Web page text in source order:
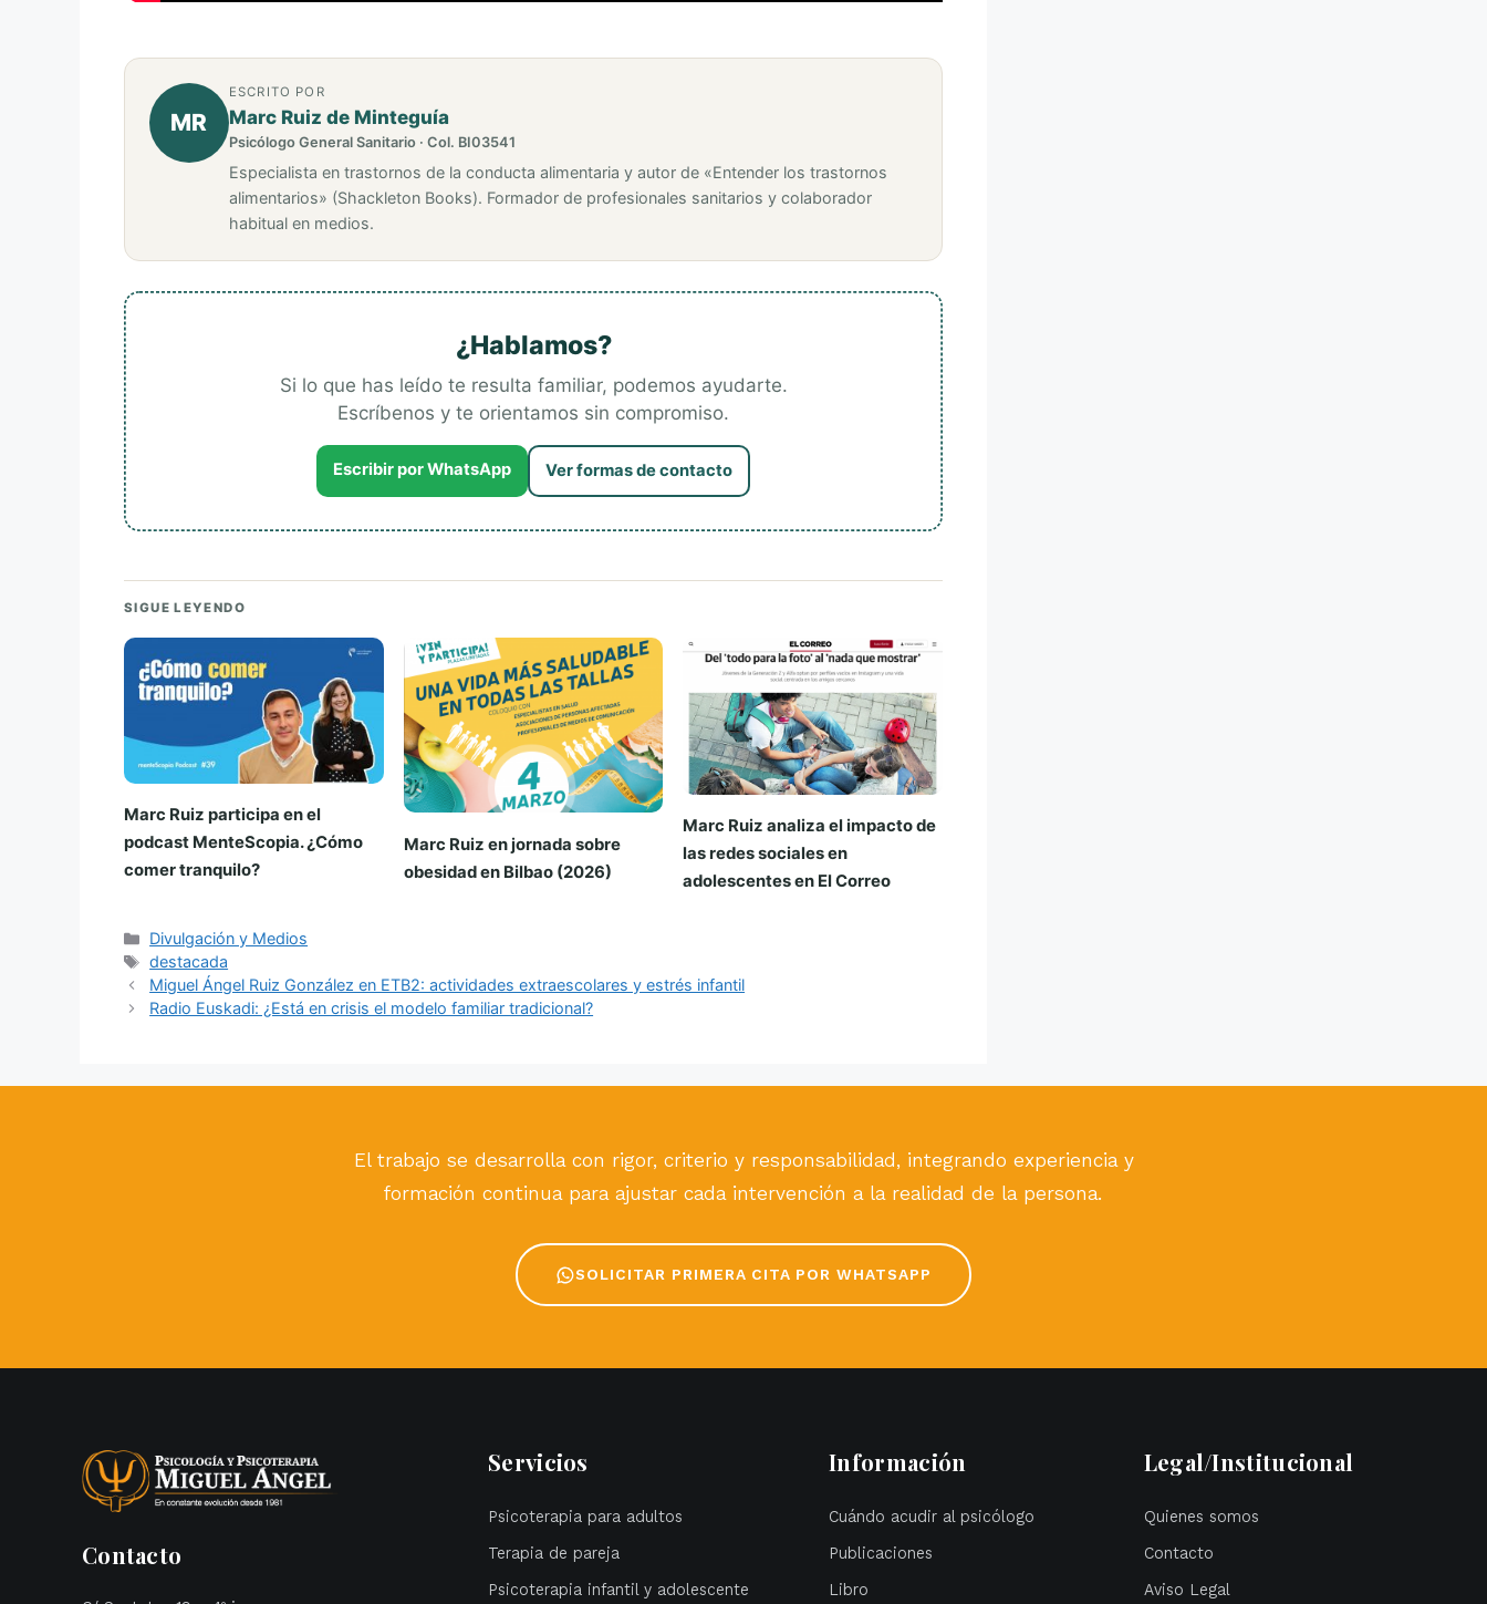
MR
ESCRITO POR
Marc Ruiz de Minteguía
Psicólogo General Sanitario · Col. BI03541
Especialista en trastornos de la conducta alimentaria y autor de «Entender los trastornos
alimentarios» (Shackleton Books). Formador de profesionales sanitarios y colaborador
habitual en medios.
¿Hablamos?
Si lo que has leído te resulta familiar, podemos ayudarte.
Escríbenos y te orientamos sin compromiso.
Escribir por WhatsApp Ver formas de contacto
SIGUE LEYENDO
Marc Ruiz participa en el
podcast MenteScopia. ¿Cómo
comer tranquilo?
Marc Ruiz en jornada sobre
obesidad en Bilbao (2026)
Marc Ruiz analiza el impacto de
las redes sociales en
adolescentes en El Correo
Categorías
Divulgación y Medios
Etiquetas
destacada
Miguel Ángel Ruiz González en ETB2: actividades extraescolares y estrés infantil
Radio Euskadi: ¿Está en crisis el modelo familiar tradicional?
El trabajo se desarrolla con rigor, criterio y responsabilidad, integrando experiencia y
formación continua para ajustar cada intervención a la realidad de la persona.
SOLICITAR PRIMERA CITA POR WHATSAPP
Contacto
Servicios
Psicoterapia para adultos
Terapia de pareja
Psicoterapia infantil y adolescente
Información
Cuándo acudir al psicólogo
Publicaciones
Libro
Legal/Institucional
Quienes somos
Contacto
Aviso Legal